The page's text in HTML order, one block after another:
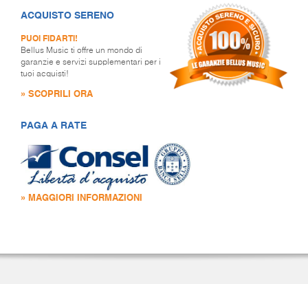
ACQUISTO SERENO
PUOI FIDARTI!
Bellus Music ti offre un mondo di
garanzie e servizi supplementari per i
tuoi acquisti!
» SCOPRILI ORA
PAGA A RATE
» MAGGIORI INFORMAZIONI